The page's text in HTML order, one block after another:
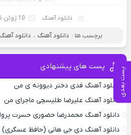
پست بعدی
دانلود آهنگ 10 ژوئن 2026
برچسب ها : دانلود آهنگ ، دانلود
پست های پیشنهادی
دانلود آهنگ فدی دختر دیوونه ی من
دانلود آهنگ علیرضا طلیسچی ماجرای من
دانلود آهنگ محمدرضا حضورى حسرت
دانلود آهنگ دی جی هانی (حافظ عسگری)